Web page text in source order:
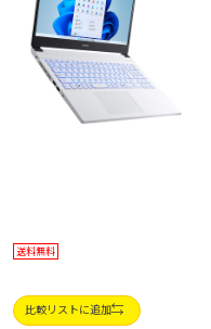
送料無料
比較リストに追加